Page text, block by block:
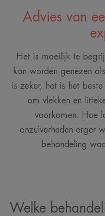
Advies van
Het is moeilijk te
kan worden genezen
is zeker, het is het
om vlekken en
voorkomen. Hoe
onzuiverheden erger
behandeling
Welke